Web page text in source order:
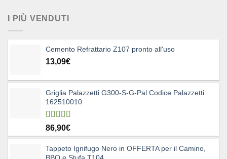
I PIÙ VENDUTI
Cemento Refrattario Z107 pronto all'uso
13,09€
Griglia Palazzetti G300-S-G-Pal Codice Palazzetti:
162510010
Valutato
5.00su 5
86,90€
Tappeto Ignifugo Nero in OFFERTA per il Camino,